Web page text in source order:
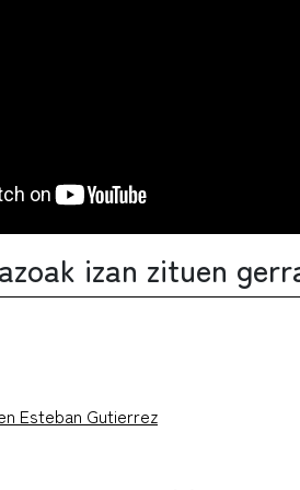
izan zituen
Esteban Gutierrez